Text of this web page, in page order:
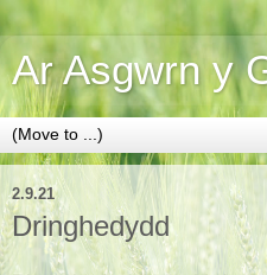
Ar Asgwrn y
2.9.21
Dringhedydd